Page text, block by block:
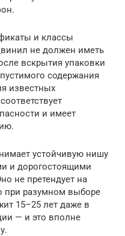
и классы
не должен иметь
вскрытия упаковки
содержания
известных
и имеет
устойчивую нишу
и дорогостоящими
не претендует на
при разумном выборе
15–25 лет даже в
— и это вполне